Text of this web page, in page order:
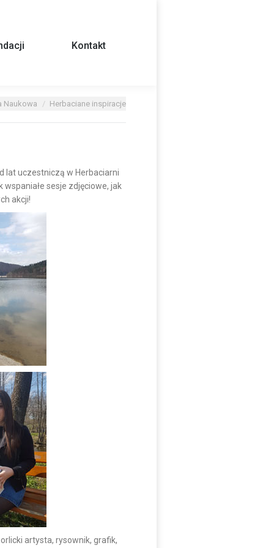
Kontakt
Naukowa Herbaciane inspiracje
lat uczestniczą w Herbaciarni
sesje zdjęciowe, jak
akcji!
artysta, rysownik, grafik,